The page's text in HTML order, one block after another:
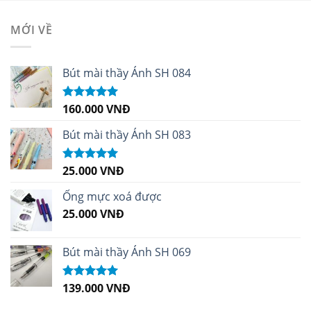
MỚI VỀ
Bút mài thầy Ánh SH 084
Được xếp
sao
160.000VNĐ
Bút mài thầy Ánh SH 083
Được xếp
sao
25.000VNĐ
Ống mực xoá được
25.000VNĐ
Bút mài thầy Ánh SH 069
Được xếp
139.000VNĐ